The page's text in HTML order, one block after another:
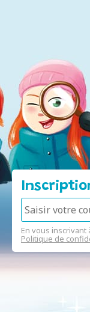
En vous inscrivant
Politique de